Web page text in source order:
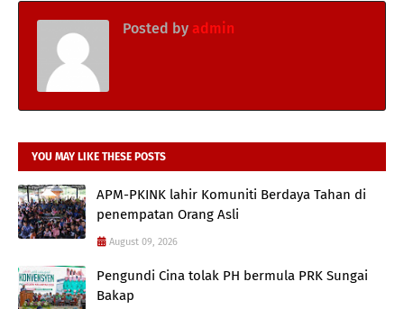
Posted by admin
YOU MAY LIKE THESE POSTS
APM-PKINK lahir Komuniti Berdaya Tahan di
penempatan Orang Asli
August 09, 2026
Pengundi Cina tolak PH bermula PRK Sungai
Bakap